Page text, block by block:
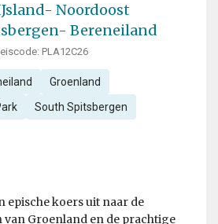
Noordoost
Bereneiland
PLA12C26
Groenland
South Spitsbergen
epische koers uit naar de
Groenland en de prachtige